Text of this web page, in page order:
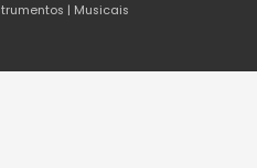
| Musicais